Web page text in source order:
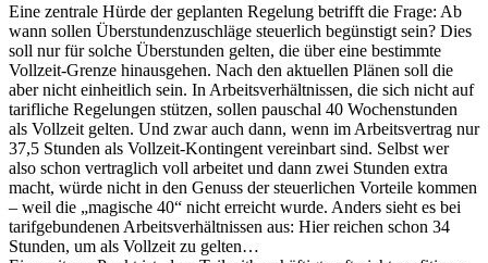
Eine zentrale Hürde der geplanten Regelung betrifft die Frage: Ab
wann sollen Überstundenzuschläge steuerlich begünstigt sein? Dies
soll nur für solche Überstunden gelten, die über eine bestimmte
Vollzeit-Grenze hinausgehen. Nach den aktuellen Plänen soll die
aber nicht einheitlich sein. In Arbeitsverhältnissen, die sich nicht auf
tarifliche Regelungen stützen, sollen pauschal 40 Wochenstunden
als Vollzeit gelten. Und zwar auch dann, wenn im Arbeitsvertrag nur
37,5 Stunden als Vollzeit-Kontingent vereinbart sind. Selbst wer
also schon vertraglich voll arbeitet und dann zwei Stunden extra
macht, würde nicht in den Genuss der steuerlichen Vorteile kommen
– weil die „magische 40“ nicht erreicht wurde. Anders sieht es bei
tarifgebundenen Arbeitsverhältnissen aus: Hier reichen schon 34
Stunden, um als Vollzeit zu gelten…